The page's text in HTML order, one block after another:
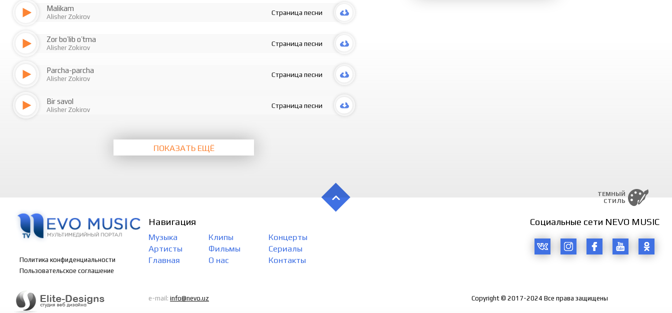
Malikam
Alisher Zokirov
Страница песни
Zor bo’lib o’tma
Alisher Zokirov
Страница песни
Parcha-parcha
Alisher Zokirov
Страница песни
Bir savol
Alisher Zokirov
Страница песни
ПОКАЗАТЬ ЕЩЁ
ТЕМНЫЙ
СТИЛЬ
Политика конфиденциальности
Пользовательское соглашение
Навигация
Музыка Клипы
Концерты
Артисты
Фильмы
Сериалы
Главная
О нас Контакты
Социальные сети NEVO MUSIC
e-mail:info@nevo.uz Copyright © 2017-2024 Все права защищены